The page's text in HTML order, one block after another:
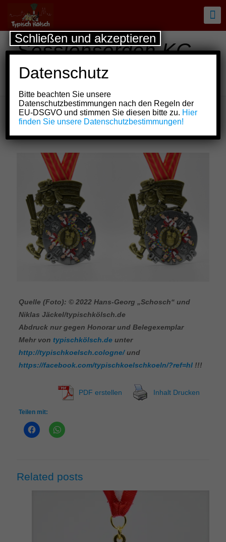
Sessionsorden KG
Schlenderhaner
Lumpe e.V.
Quelle (Foto): © 2022 Hans-Georg „Schosch“ und
Niklas Jäckel/typischkölsch.de
Abdruck nur gegen Honorar und Belegexemplar
Mehr von typischkölsch.deunter
http://typischkoelsch.cologne/und
https://facebook.com/typischkoelschkoeln/?ref=hl!!!
PDF erstellen Inhalt Drucken
Teilen mit:
Related posts
Datenschutz
Bitte beachten Sie unsere
Datenschutzbestimmungen nach den Regeln der
EU-DSGVO und stimmen Sie diesen bitte zu. Hier
finden Sie unsere Datenschutzbestimmungen!
Schließen und akzeptieren